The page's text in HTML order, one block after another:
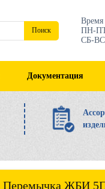
Поиск
Время
ПН-ПТ
СБ-ВС
Документация
Перемычка ЖБИ